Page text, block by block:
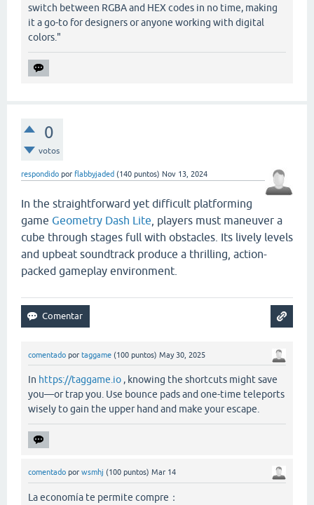
switch between RGBA and HEX codes in no time, making
it a go-to for designers or anyone working with digital
colors."
0
votos
respondido por flabbyjaded (140 puntos) Nov 13, 2024
In the straightforward yet difficult platforming
game Geometry Dash Lite , players must maneuver a
cube through stages full with obstacles. Its lively levels
and upbeat soundtrack produce a thrilling, action-
packed gameplay environment.
comentado por taggame (100 puntos) May 30, 2025
In https://taggame.io , knowing the shortcuts might save
you—or trap you. Use bounce pads and one-time teleports
wisely to gain the upper hand and make your escape.
comentado por wsmhj (100 puntos) Mar 14
La economía te permite compre：